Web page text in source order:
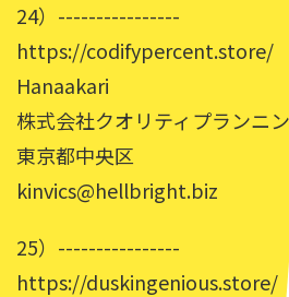
24）----------------
https://codifypercent.store/
Hanaakari
株式会社クオリティプランニ
東京都中央区
kinvics@hellbright.biz
25）----------------
https://duskingenious.store/